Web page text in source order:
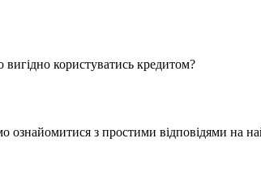
вигідно користуватись кредитом?
о ознайомитися з простими відповідями на на